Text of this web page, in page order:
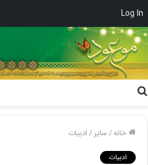
Log In
خانه/سایر /ادبیات
ادبیات